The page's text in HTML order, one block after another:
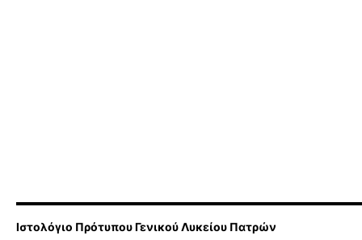
Ιστολόγιο Πρότυπου Γενικού Λυκείου Πατρών